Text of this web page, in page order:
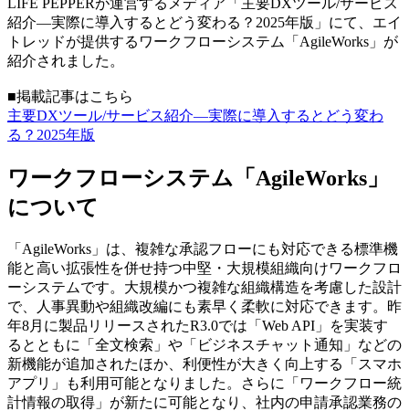
紹介—実際に導入するとどう変わる？2025年版」にて、エイ
トレッドが提供するワークフローシステム「AgileWorks」が
紹介されました。
■掲載記事はこちら
主要DXツール/サービス紹介—実際に導入するとどう変わ
る？2025年版
ワークフローシステム「AgileWorks」
について
「AgileWorks」は、複雑な承認フローにも対応できる標準機
能と高い拡張性を併せ持つ中堅・大規模組織向けワークフロ
ーシステムです。大規模かつ複雑な組織構造を考慮した設計
で、人事異動や組織改編にも素早く柔軟に対応できます。昨
年8月に製品リリースされたR3.0では「Web API」を実装す
るとともに「全文検索」や「ビジネスチャット通知」などの
新機能が追加されたほか、利便性が大きく向上する「スマホ
アプリ」も利用可能となりました。さらに「ワークフロー統
計情報の取得」が新たに可能となり、社内の申請承認業務の